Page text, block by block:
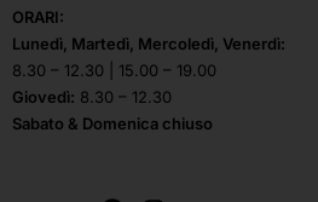
ORARI:
Lunedì, Martedì, Mercoledì, Venerdì:
8.30 – 12.30 | 15.00 – 19.00
Giovedì: 8.30 – 12.30
Sabato & Domenica chiuso